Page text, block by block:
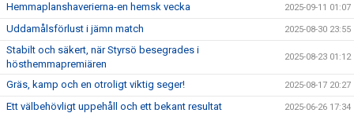
Hemmaplanshaverierna-en hemsk vecka 2025-09-11 01:07
Uddamålsförlust i jämn match 2025-08-30 23:55
Stabilt och säkert, när Styrsö besegrades i
hösthemmapremiären
2025-08-23 01:12
Gräs, kamp och en otroligt viktig seger! 2025-08-17 20:27
Ett välbehövligt uppehåll och ett bekant resultat 2025-06-26 17:34